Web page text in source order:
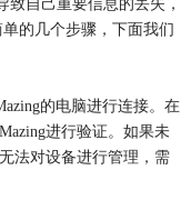
单的几个步骤，下面我们
的电脑进行连接。在
进行验证。如果未
法对设备进行管理，需